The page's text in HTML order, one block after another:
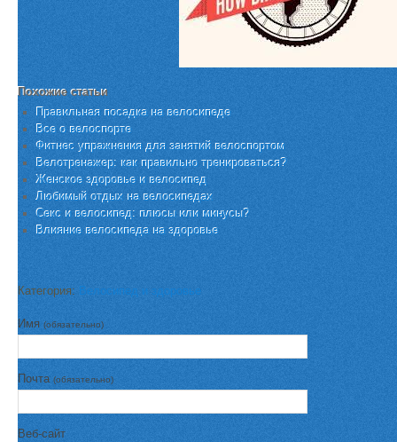
Похожие статьи
Правильная посадка на велосипеде
Все о велоспорте
Фитнес упражнения для занятий велоспортом
Велотренажер: как правильно тренироваться?
Женское здоровье и велосипед
Любимый отдых на велосипедах
Секс и велосипед: плюсы или минусы?
Влияние велосипеда на здоровье
Категория: Велосипед и здоровье
Имя (обязательно)
Почта (обязательно)
Веб-сайт